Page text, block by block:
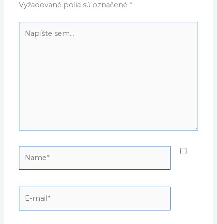
Vyžadované polia sú označené *
sem...